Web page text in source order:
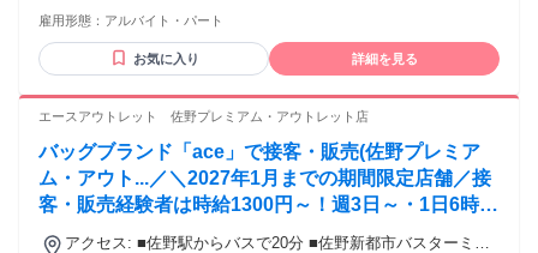
部活をしていた方 ・体を動かすことが好きな方 ・スポーツが
好きな方 ・接客が好きな方(飲食店ホール、販売業経験) ・人
と話すことが好きな方 ・たくさん人がいる(同僚がいる)場所
顔を見るのが好きな方 ・「ありがとう」と言われる職場で働
・残業が少ない場所で働きたい方 ・夕方前に終わる職場で働
きたい方
雇用形態： アルバイト・パート
お気に入り 詳細を見る
エースアウトレット 佐野プレミアム・アウトレット店
バッグブランド「ace」で接客・販売(佐野プレミア
ム・アウト...／＼2027年1月までの期間限定店舗／接
客・販売経験者は時給1300円～！週3日～・1日6時間
～時間帯は相談OK！
アクセス: ■佐野駅からバスで20分 ■佐野新都市バスターミナ